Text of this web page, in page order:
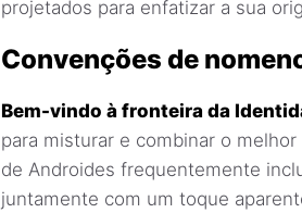
projetados para enfatizar a sua
Convenções de
Bem-vindo à fronteira da
para misturar e combinar o
de Androides frequentemente
juntamente com um toque